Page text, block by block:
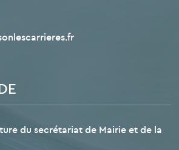
du secrétariat de Mairie et de la